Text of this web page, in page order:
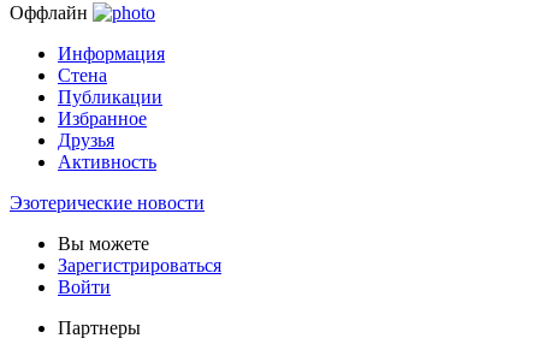
Оффлайн
Информация
Стена
Публикации
Избранное
Друзья
Активность
Эзотерические новости
Вы можете
Зарегистрироваться
Войти
Партнеры